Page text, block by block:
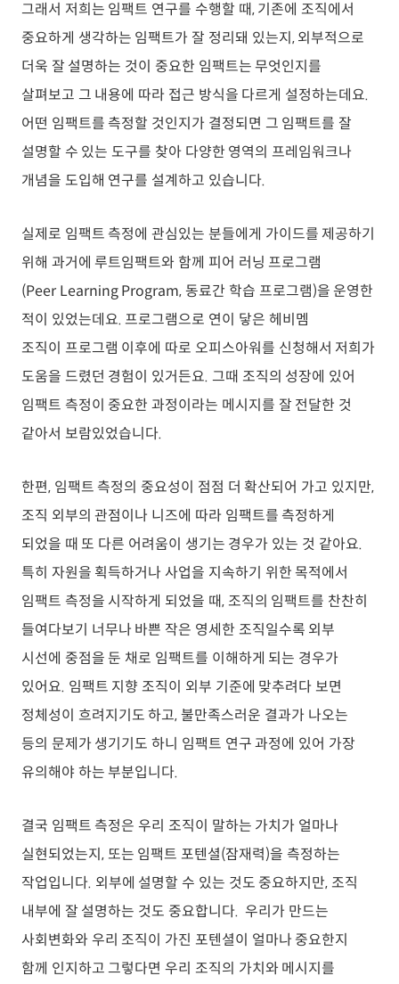
그래서 저희는 임팩트 연구를 수행할 때, 기존에 조직에서
중요하게 생각하는 임팩트가 잘 정리돼 있는지, 외부적으로
더욱 잘 설명하는 것이 중요한 임팩트는 무엇인지를
살펴보고 그 내용에 따라 접근 방식을 다르게 설정하는데요.
어떤 임팩트를 측정할 것인지가 결정되면 그 임팩트를 잘
설명할 수 있는 도구를 찾아 다양한 영역의 프레임워크나
개념을 도입해 연구를 설계하고 있습니다.
실제로 임팩트 측정에 관심있는 분들에게 가이드를 제공하기
위해 과거에 루트임팩트와 함께 피어 러닝 프로그램
(Peer Learning Program, 동료간 학습 프로그램)을 운영한
적이 있었는데요. 프로그램으로 연이 닿은 헤비멤
조직이 프로그램 이후에 따로 오피스아워를 신청해서 저희가
도움을 드렸던 경험이 있거든요. 그때 조직의 성장에 있어
임팩트 측정이 중요한 과정이라는 메시지를 잘 전달한 것
같아서 보람있었습니다.
한편, 임팩트 측정의 중요성이 점점 더 확산되어 가고 있지만,
조직 외부의 관점이나 니즈에 따라 임팩트를 측정하게
되었을 때 또 다른 어려움이 생기는 경우가 있는 것 같아요.
특히 자원을 획득하거나 사업을 지속하기 위한 목적에서
임팩트 측정을 시작하게 되었을 때, 조직의 임팩트를 찬찬히
들여다보기 너무나 바쁜 작은 영세한 조직일수록 외부
시선에 중점을 둔 채로 임팩트를 이해하게 되는 경우가
있어요. 임팩트 지향 조직이 외부 기준에 맞추려다 보면
정체성이 흐려지기도 하고, 불만족스러운 결과가 나오는
등의 문제가 생기기도 하니 임팩트 연구 과정에 있어 가장
유의해야 하는 부분입니다.
결국 임팩트 측정은 우리 조직이 말하는 가치가 얼마나
실현되었는지, 또는 임팩트 포텐셜(잠재력)을 측정하는
작업입니다. 외부에 설명할 수 있는 것도 중요하지만, 조직
내부에 잘 설명하는 것도 중요합니다. 우리가 만드는
사회변화와 우리 조직이 가진 포텐셜이 얼마나 중요한지
함께 인지하고 그렇다면 우리 조직의 가치와 메시지를